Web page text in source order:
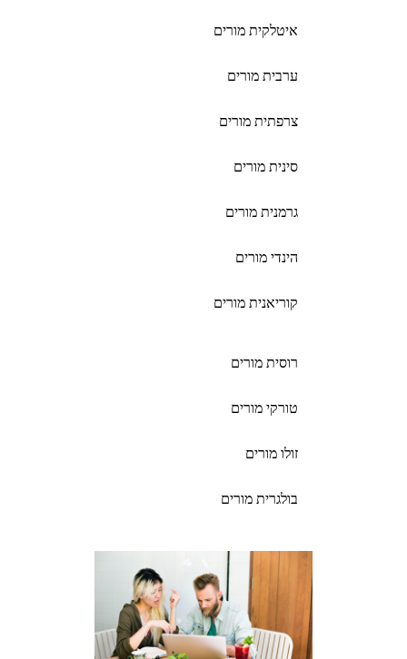
איטלקית מורים
ערבית מורים
צרפתית מורים
סינית מורים
גרמנית מורים
הינדי מורים
קוריאנית מורים
רוסית מורים
טורקי מורים
זולו מורים
בולגרית מורים